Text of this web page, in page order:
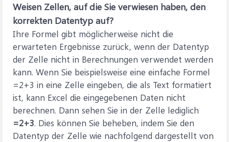
Weisen Zellen, auf die Sie verwiesen haben, den
korrekten Datentyp auf?
Ihre Formel gibt möglicherweise nicht die
erwarteten Ergebnisse zurück, wenn der Datentyp
der Zelle nicht in Berechnungen verwendet werden
kann. Wenn Sie beispielsweise eine einfache Formel
=2+3 in eine Zelle eingeben, die als Text formatiert
ist, kann Excel die eingegebenen Daten nicht
berechnen. Dann sehen Sie in der Zelle lediglich
=2+3. Dies können Sie beheben, indem Sie den
Datentyp der Zelle wie nachfolgend dargestellt von